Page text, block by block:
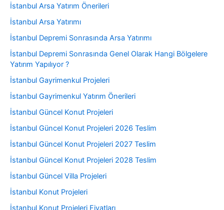
İstanbul Arsa Yatırım Önerileri
İstanbul Arsa Yatırımı
İstanbul Depremi Sonrasında Arsa Yatırımı
İstanbul Depremi Sonrasında Genel Olarak Hangi Bölgelere
Yatırım Yapılıyor ?
İstanbul Gayrimenkul Projeleri
İstanbul Gayrimenkul Yatırım Önerileri
İstanbul Güncel Konut Projeleri
İstanbul Güncel Konut Projeleri 2026 Teslim
İstanbul Güncel Konut Projeleri 2027 Teslim
İstanbul Güncel Konut Projeleri 2028 Teslim
İstanbul Güncel Villa Projeleri
İstanbul Konut Projeleri
İstanbul Konut Projeleri Fiyatları